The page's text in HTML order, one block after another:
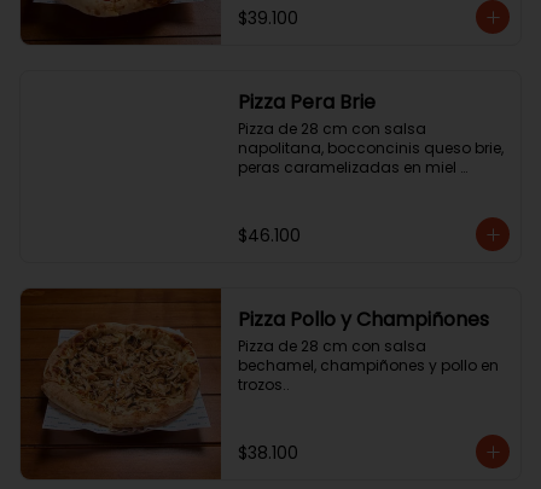
$39.100
Pizza Pera Brie
Pizza de 28 cm con salsa
napolitana, bocconcinis queso brie,
peras caramelizadas en miel
$46.100
Pizza Pollo y Champiñones
Pizza de 28 cm con salsa
bechamel, champiñones y pollo en
trozos..
$38.100